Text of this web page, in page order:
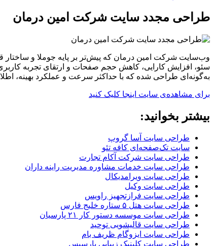
طراحی مجدد سایت شرکت امین درمان
وب‌سایت شرکت امین درمان که پیش‌تر بر پایه جوملا و
سئو، افزایش کارایی، کاهش حجم صفحات و ارتقای تجربه
به‌گونه‌ای طراحی شده که با حداکثر سرعت و عملکرد بهینه،
برای مشاهده‌ی سایت اینجا کلیک کنید
بیشتر بخوانید:
طراحی سایت آسا گروپ
سایت تک‌صفحه‌ای کافه تئو
طراحی سایت شرکت آکام تجارت
طراحی سایت خدمات مشاوره مدیریت راینه داران
طراحی سایت ویرامدیکال
طراحی سایت وکیل
طراحی سایت فرازتجهیز راویس
طراحی سایت هتل ۵ ستاره خلیج فارس
طراحی سایت موسسه دستور کار ۲۱ پارسیان
طراحی سایت قالیشویی توحید
طراحی سایت ایزوگام ظریف بام
طراحی سایت کلینیک زیبایی پارسیس